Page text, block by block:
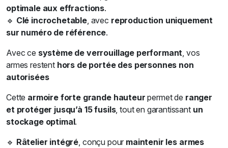
optimale aux effractions.
🔹 Clé incrochetable, avec reproduction uniquement
sur numéro de référence.
Avec ce système de verrouillage performant, vos
armes restent hors de portée des personnes non
autorisées
Cette armoire forte grande hauteur permet de ranger
et protéger jusqu’à 15 fusils, tout en garantissant un
stockage optimal.
🔹 Râtelier intégré, conçu pour maintenir les armes